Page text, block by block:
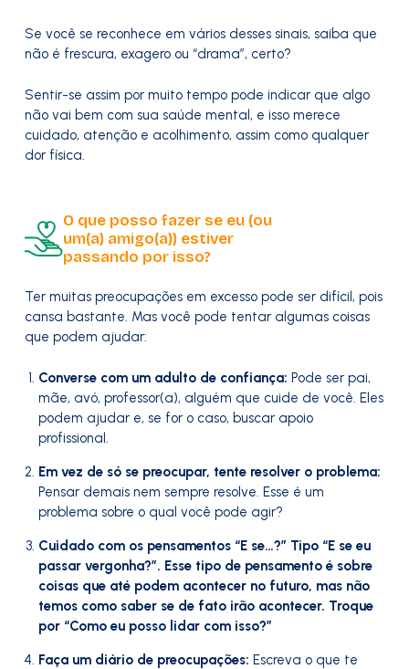
Se você se reconhece em vários desses sinais, saiba que
não é frescura, exagero ou “drama”, certo?
Sentir-se assim por muito tempo pode indicar que algo
não vai bem com sua saúde mental, e isso merece
cuidado, atenção e acolhimento, assim como qualquer
dor física.
O que posso fazer se eu (ou
um(a) amigo(a)) estiver
passando por isso?
Ter muitas preocupações em excesso pode ser difícil, pois
cansa bastante. Mas você pode tentar algumas coisas
que podem ajudar:
Converse com um adulto de confiança: Pode ser pai,
mãe, avó, professor(a), alguém que cuide de você. Eles
podem ajudar e, se for o caso, buscar apoio
profissional.
Em vez de só se preocupar, tente resolver o problema:
Pensar demais nem sempre resolve. Esse é um
problema sobre o qual você pode agir?
Cuidado com os pensamentos “E se…?” Tipo “E se eu
passar vergonha?”. Esse tipo de pensamento é sobre
coisas que até podem acontecer no futuro, mas não
temos como saber se de fato irão acontecer. Troque
por “Como eu posso lidar com isso?”
Faça um diário de preocupações: Escreva o que te